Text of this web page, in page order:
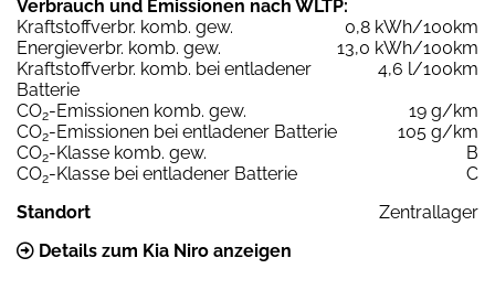
Verbrauch und Emissionen nach WLTP:
Kraftstoffverbr. komb. gew.
0,8 kWh/100km
Energieverbr. komb. gew.
13,0 kWh/100km
Kraftstoffverbr. komb. bei entladener
Batterie
4,6 l/100km
CO2-Emissionen komb. gew.
19 g/km
CO2-Emissionen bei entladener Batterie
105 g/km
CO2-Klasse komb. gew.
B
CO2-Klasse bei entladener Batterie
C
Standort
Zentrallager
Details zum Kia Niro anzeigen